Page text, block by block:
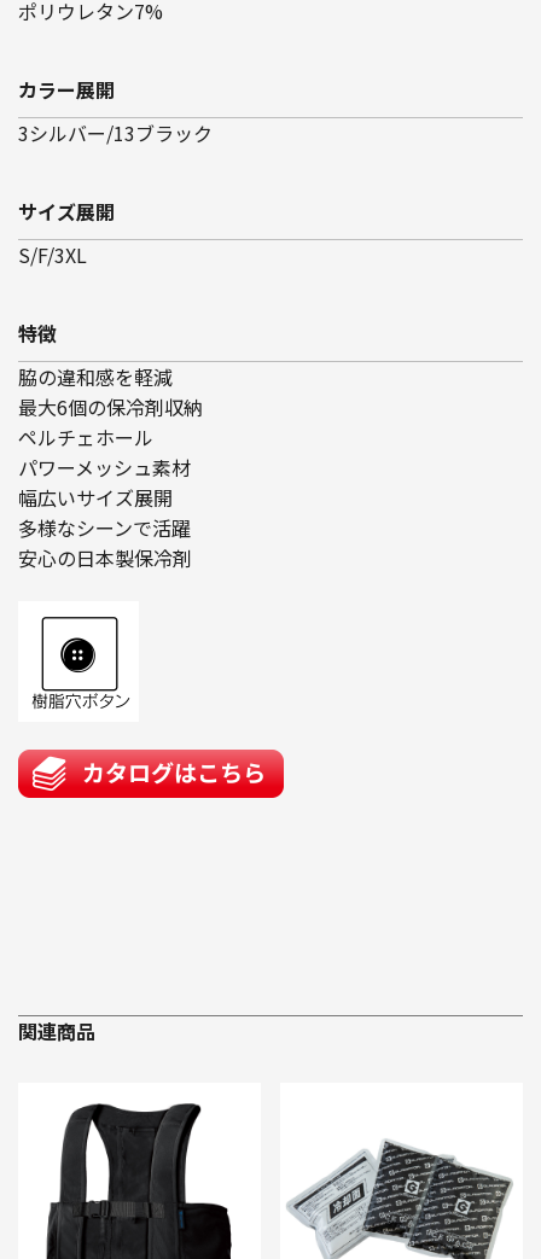
ポリウレタン7%
カラー展開
3シルバー/13ブラック
サイズ展開
S/F/3XL
特徴
脇の違和感を軽減
最大6個の保冷剤収納
ペルチェホール
パワーメッシュ素材
幅広いサイズ展開
多様なシーンで活躍
安心の日本製保冷剤
関連商品